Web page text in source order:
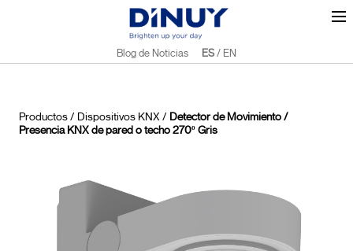
Blog de Noticias ES/ EN
Productos/ Dispositivos KNX/ Detector de Movimiento /
Presencia KNX de pared o techo 270º Gris